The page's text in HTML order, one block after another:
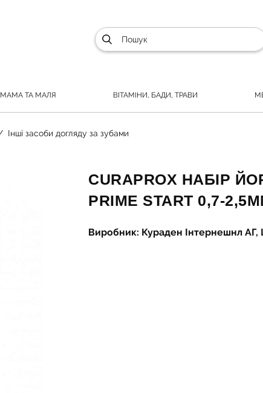
МАМА ТА МАЛЯ ВІТАМІНИ, БАДИ, ТРАВИ
Інші засоби догляду за зубами
CURAPROX НАБІР
PRIME START 0,7-
Виробник: Кураден Інтернешнл АГ,